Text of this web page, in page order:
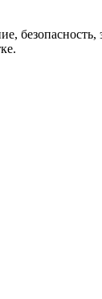
безопасность,